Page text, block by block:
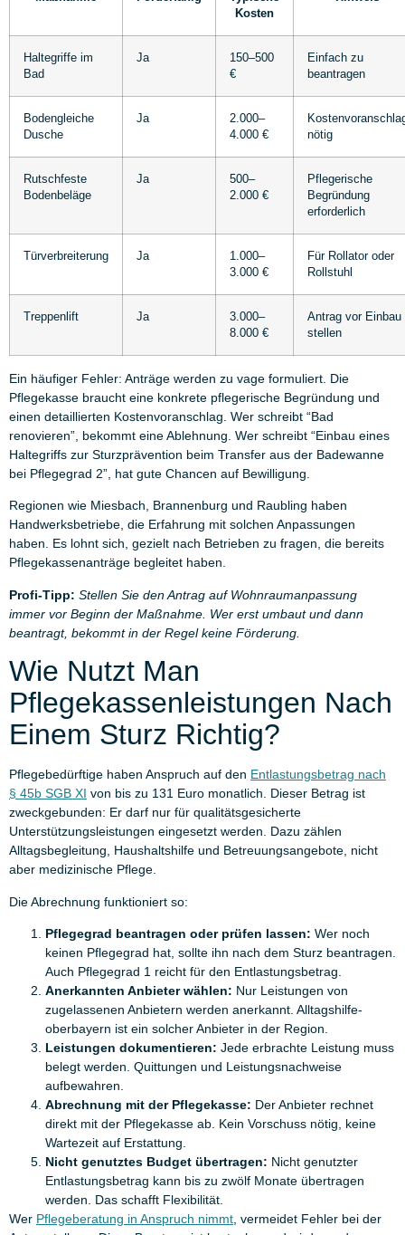
Kosten
Haltegriffe im
Bad
Ja
150–500
€
Einfach zu
beantragen
Bodengleiche
Dusche
Ja
2.000–
4.000 €
nötig
Rutschfeste
Bodenbeläge
Ja
500–
2.000 €
Pflegerische
Begründung
erforderlich
Türverbreiterung Ja
1.000–
3.000 €
Für Rollator oder
Rollstuhl
Treppenlift Ja
3.000–
8.000 €
Antrag vor Einbau
stellen
Ein häufiger Fehler: Anträge werden zu vage formuliert. Die
Pflegekasse braucht eine konkrete pflegerische Begründung und
einen detaillierten Kostenvoranschlag. Wer schreibt “Bad
renovieren”, bekommt eine Ablehnung. Wer schreibt “Einbau eines
Haltegriffs zur Sturzprävention beim Transfer aus der Badewanne
bei Pflegegrad 2”, hat gute Chancen auf Bewilligung.
Regionen wie Miesbach, Brannenburg und Raubling haben
Handwerksbetriebe, die Erfahrung mit solchen Anpassungen
haben. Es lohnt sich, gezielt nach Betrieben zu fragen, die bereits
Pflegekassenanträge begleitet haben.
Profi-Tipp: Stellen Sie den Antrag auf Wohnraumanpassung
immer vor Beginn der Maßnahme. Wer erst umbaut und dann
beantragt, bekommt in der Regel keine Förderung.
Wie Nutzt Man
Pflegekassenleistungen Nach
Einem Sturz Richtig?
Pflegebedürftige haben Anspruch auf den Entlastungsbetrag nach
§ 45b SGB XI von bis zu 131 Euro monatlich. Dieser Betrag ist
zweckgebunden: Er darf nur für qualitätsgesicherte
Unterstützungsleistungen eingesetzt werden. Dazu zählen
Alltagsbegleitung, Haushaltshilfe und Betreuungsangebote, nicht
aber medizinische Pflege.
Die Abrechnung funktioniert so:
Pflegegrad beantragen oder prüfen lassen: Wer noch
keinen Pflegegrad hat, sollte ihn nach dem Sturz beantragen.
Auch Pflegegrad 1 reicht für den Entlastungsbetrag.
Anerkannten Anbieter wählen: Nur Leistungen von
zugelassenen Anbietern werden anerkannt. Alltagshilfe-
oberbayern ist ein solcher Anbieter in der Region.
Leistungen dokumentieren: Jede erbrachte Leistung muss
belegt werden. Quittungen und Leistungsnachweise
aufbewahren.
Abrechnung mit der Pflegekasse: Der Anbieter rechnet
direkt mit der Pflegekasse ab. Kein Vorschuss nötig, keine
Wartezeit auf Erstattung.
Nicht genutztes Budget übertragen: Nicht genutzter
Entlastungsbetrag kann bis zu zwölf Monate übertragen
werden. Das schafft Flexibilität.
Wer Pflegeberatung in Anspruch nimmt , vermeidet Fehler bei der